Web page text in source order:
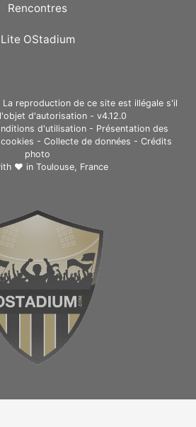
Rencontres
Lite OStadium
reproduction de ce site est illégale s'il
d'autorisation - v4.12.0
d'utilisation- Présentation des
- Collecte de données - Crédits
photo
❤ in Toulouse, France